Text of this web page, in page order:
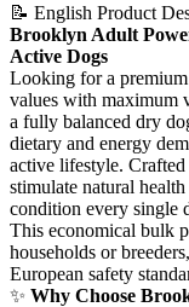
📝 English Product
Brooklyn Adult
Active Dogs
Looking for a
values with maximum
a fully balanced dry
dietary and energy
active lifestyle.
stimulate natural
condition every single
This economical bulk
households or
European safety
✨ Why Choose